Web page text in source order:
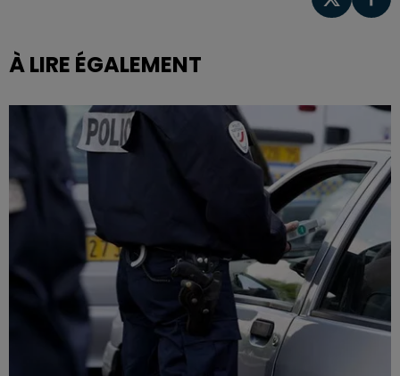
À LIRE ÉGALEMENT